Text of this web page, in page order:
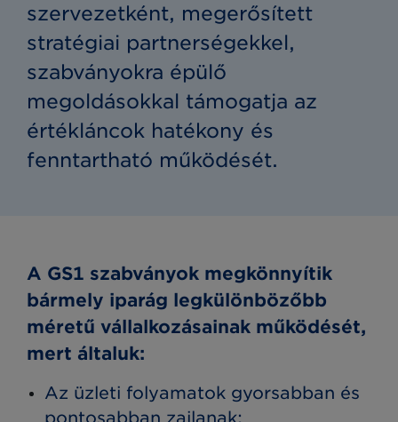
szervezetként, megerősített
stratégiai partnerségekkel,
szabványokra épülő
megoldásokkal támogatja az
értékláncok hatékony és
fenntartható működését.
A GS1 szabványok megkönnyítik
bármely iparág legkülönbözőbb
méretű vállalkozásainak működését,
mert általuk:
Az üzleti folyamatok gyorsabban és